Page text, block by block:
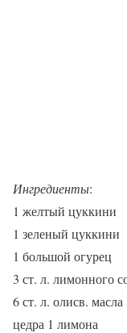
Ингредиенты:
1 желтый цуккини
1 зеленый цуккини
1 большой огурец
3 ст. л. лимонного
6 ст. л. олисв. масла
цедра 1 лимона